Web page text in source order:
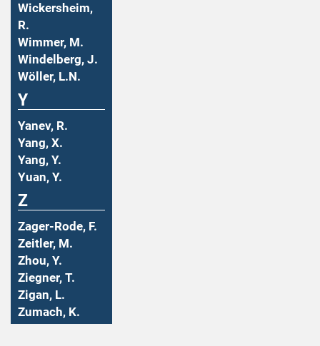
Wickersheim,
R.
Wimmer, M.
Windelberg, J.
Wöller, L.N.
Y
Yanev, R.
Yang, X.
Yang, Y.
Yuan, Y.
Z
Zager-Rode, F.
Zeitler, M.
Zhou, Y.
Ziegner, T.
Zigan, L.
Zumach, K.